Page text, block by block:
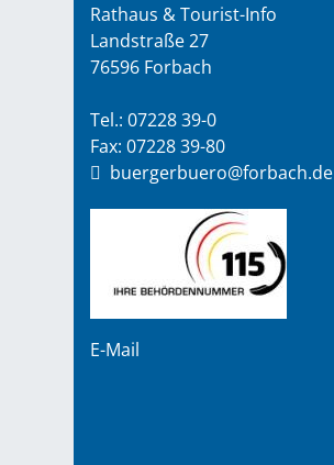
Rathaus & Tourist-Info
Landstraße 27
76596 Forbach
Tel.: 07228 39-0
Fax: 07228 39-80
buergerbuero@forbach.de
E-Mail